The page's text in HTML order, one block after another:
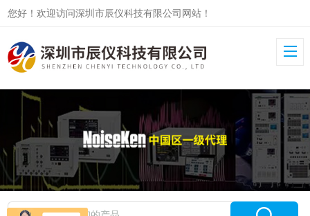
您好！欢迎访问深圳市辰仪科技有限公司网站！